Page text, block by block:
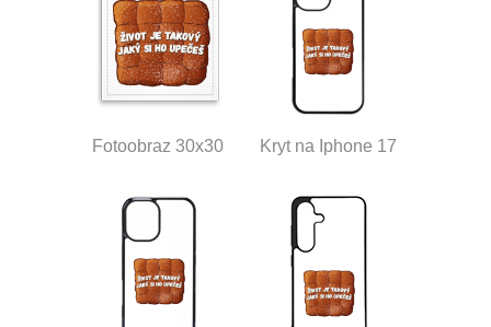
Fotoobraz 30x30 Kryt na Iphone 17